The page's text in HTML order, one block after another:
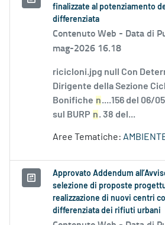
finalizzate al potenziamento
differenziata
Contenuto Web - Data di
mag-2026 16.18
ricicloni.jpg null Con
Dirigente della Sezione
Bonifiche n....156 del 06/
sul BURP n. 38 del...
Aree Tematiche:
Approvato Addendum
selezione di proposte
realizzazione di nuovi centri
differenziata dei rifiuti urbani